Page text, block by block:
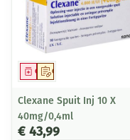
Op voorschrift
Geneesmiddel
Clexane Spuit Inj 10 X
40mg/0,4ml
€ 43,99